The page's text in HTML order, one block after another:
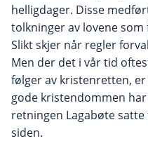
helligdager. Disse
tolkninger av lovene som
Slikt skjer når regler
Men der det i vår tid
følger av kristenretten,
gode kristendommen
retningen Lagabøte
siden.